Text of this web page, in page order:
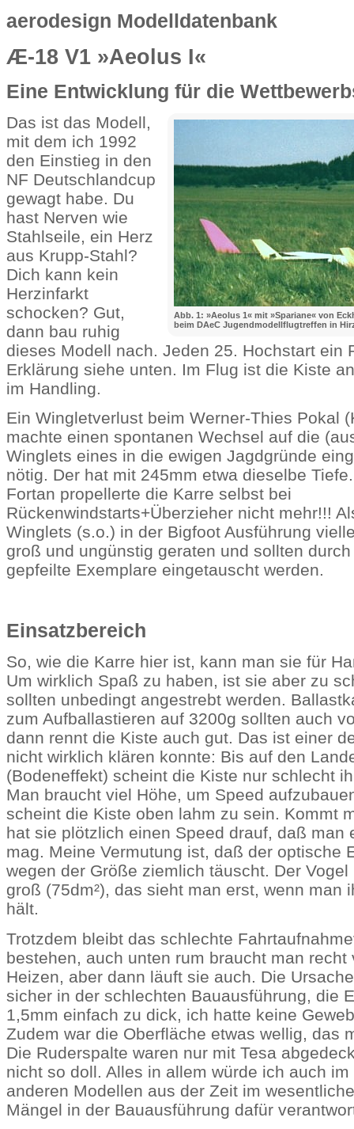
aerodesign Modelldatenbank
Æ-18 V1 »Aeolus I«
Eine Entwicklung für die
Abb. 1: »Aeolus 1« mit »Spariane« von
beim DAeC Jugendmodellflugtreffen in
Das ist das Modell,
mit dem ich 1992
den Einstieg in den
NF Deutschlandcup
gewagt habe. Du
hast Nerven wie
Stahlseile, ein Herz
aus Krupp-Stahl?
Dich kann kein
Herzinfarkt
schocken? Gut,
dann bau ruhig
dieses Modell nach. Jeden 25. Hochstart ein
Erklärung siehe unten. Im Flug ist die Kiste
im Handling.
Ein Wingletverlust beim Werner-Thies Pokal
machte einen spontanen Wechsel auf die
Winglets eines in die ewigen Jagdgründe
nötig. Der hat mit 245mm etwa dieselbe
Fortan propellerte die Karre selbst bei
Rückenwindstarts+Überzieher nicht mehr!!!
Winglets (s.o.) in der Bigfoot Ausführung
groß und ungünstig geraten und sollten
gepfeilte Exemplare eingetauscht werden.
Einsatzbereich
So, wie die Karre hier ist, kann man sie für
Um wirklich Spaß zu haben, ist sie aber zu
sollten unbedingt angestrebt werden.
zum Aufballastieren auf 3200g sollten auch
dann rennt die Kiste auch gut. Das ist einer
nicht wirklich klären konnte: Bis auf den
(Bodeneffekt) scheint die Kiste nur schlecht
Man braucht viel Höhe, um Speed
scheint die Kiste oben lahm zu sein. Kommt
hat sie plötzlich einen Speed drauf, daß man
mag. Meine Vermutung ist, daß der optische
wegen der Größe ziemlich täuscht. Der
groß (75dm²), das sieht man erst, wenn man
hält.
Trotzdem bleibt das schlechte
bestehen, auch unten rum braucht man recht
Heizen, aber dann läuft sie auch. Die
sicher in der schlechten Bauausführung, die
1,5mm einfach zu dick, ich hatte keine
Zudem war die Oberfläche etwas wellig, das
Die Ruderspalte waren nur mit Tesa
nicht so doll. Alles in allem würde ich auch
anderen Modellen aus der Zeit im
Mängel in der Bauausführung dafür